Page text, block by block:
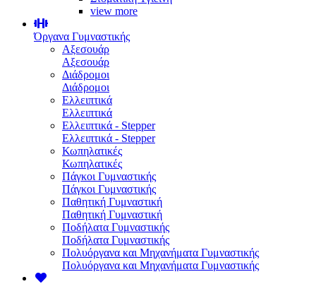
view more
Όργανα Γυμναστικής
Αξεσουάρ
Αξεσουάρ
Διάδρομοι
Διάδρομοι
Ελλειπτικά
Ελλειπτικά
Ελλειπτικά - Stepper
Ελλειπτικά - Stepper
Κωπηλατικές
Κωπηλατικές
Πάγκοι Γυμναστικής
Πάγκοι Γυμναστικής
Παθητική Γυμναστική
Παθητική Γυμναστική
Ποδήλατα Γυμναστικής
Ποδήλατα Γυμναστικής
Πολυόργανα και Μηχανήματα Γυμναστικής
Πολυόργανα και Μηχανήματα Γυμναστικής